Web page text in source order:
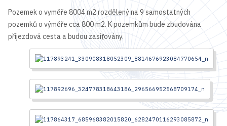
Pozemek o vyměře 8004 m2 rozdělený na 9 samostatných
pozemků o výměře cca 800 m2. K pozemkům bude zbudována
příjezdová cesta a budou zasíťovány.